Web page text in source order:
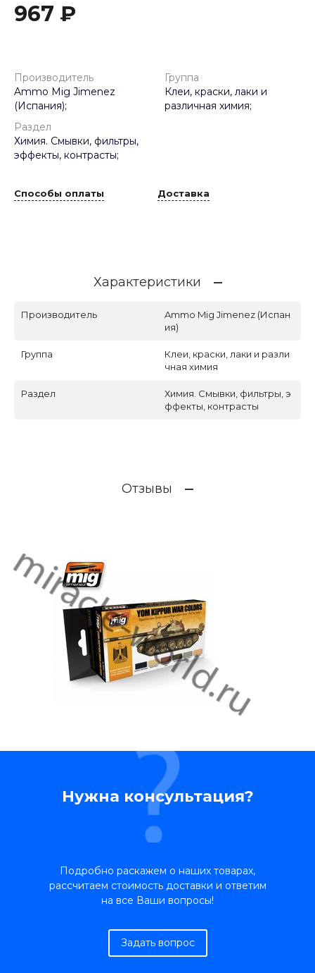
967 ₽
Производитель
Ammo Mig Jimenez
(Испания);
Группа
Клеи, краски, лаки и
различная химия;
Раздел
Химия. Смывки, фильтры,
эффекты, контрасты;
Способы оплаты Доставка
Характеристики
Производитель
Ammo Mig Jimenez (Испан
ия)
Группа
Клеи, краски, лаки и разли
чная химия
Раздел
Химия. Смывки, фильтры, э
ффекты, контрасты
Отзывы
Нужна консультация?
Подробно раскажем о наших товарах,
рассчитаем стоимость доставки и ответим
на все Ваши вопросы!
Задать вопрос